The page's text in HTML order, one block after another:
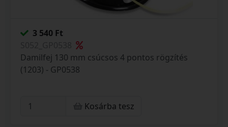
3 540 Ft
Damilfej 130 mm csúcsos 4 pontos rögzítés
(1203) - GP0538
Kosárba tesz